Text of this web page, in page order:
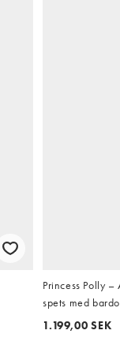
Princess Polly
spets med
1.199,00 SEK